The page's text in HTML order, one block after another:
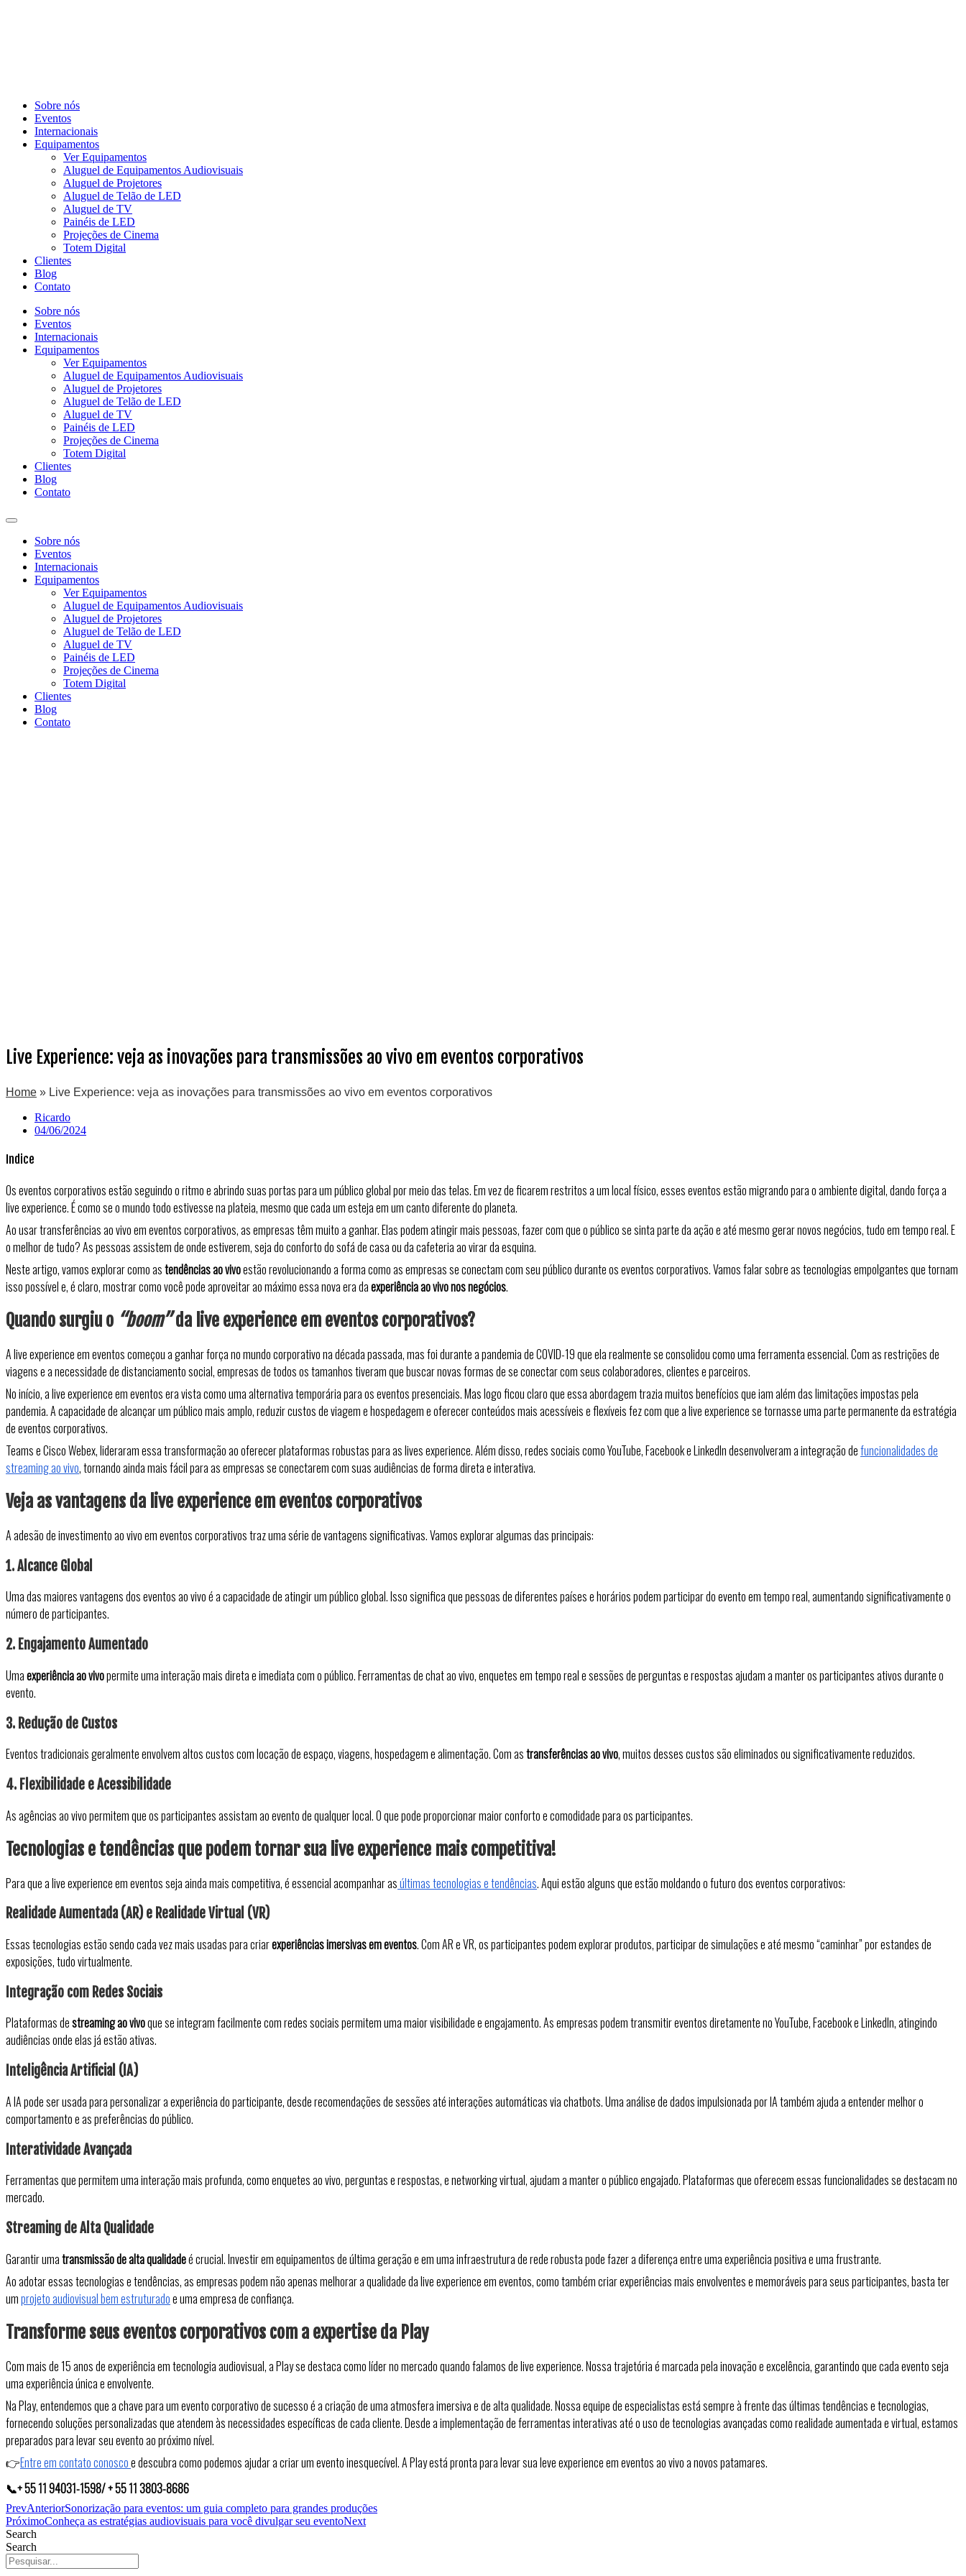
Sobre nós
Eventos
Internacionais
Equipamentos
Ver Equipamentos
Aluguel de Equipamentos Audiovisuais
Aluguel de Projetores
Aluguel de Telão de LED
Aluguel de TV
Painéis de LED
Projeções de Cinema
Totem Digital
Clientes
Blog
Contato
Sobre nós
Eventos
Internacionais
Equipamentos
Ver Equipamentos
Aluguel de Equipamentos Audiovisuais
Aluguel de Projetores
Aluguel de Telão de LED
Aluguel de TV
Painéis de LED
Projeções de Cinema
Totem Digital
Clientes
Blog
Contato
Sobre nós
Eventos
Internacionais
Equipamentos
Ver Equipamentos
Aluguel de Equipamentos Audiovisuais
Aluguel de Projetores
Aluguel de Telão de LED
Aluguel de TV
Painéis de LED
Projeções de Cinema
Totem Digital
Clientes
Blog
Contato
Live Experience: veja as inovações para transmissões ao vivo em eventos corporativos
Home » Live Experience: veja as inovações para transmissões ao vivo em eventos corporativos
Ricardo
04/06/2024
Indice
Os eventos corporativos estão seguindo o ritmo e abrindo suas portas para um público global por meio das telas. Em vez de ficarem restritos a um local físico, esses eventos estão migrando para o ambiente digital, dando força a
live experience. É como se o mundo todo estivesse na plateia, mesmo que cada um esteja em um canto diferente do planeta.
Ao usar transferências ao vivo em eventos corporativos, as empresas têm muito a ganhar. Elas podem atingir mais pessoas, fazer com que o público se sinta parte da ação e até mesmo gerar novos negócios, tudo em tempo real. E
o melhor de tudo? As pessoas assistem de onde estiverem, seja do conforto do sofá de casa ou da cafeteria ao virar da esquina.
Neste artigo, vamos explorar como astendências ao vivoestão revolucionando a forma como as empresas se conectam com seu público durante os eventos corporativos. Vamos falar sobre as tecnologias empolgantes que tornam
isso possível e, é claro, mostrar como você pode aproveitar ao máximo essa nova era daexperiência ao vivo nos negócios.
Quando surgiu o “boom”da live experience em eventos corporativos?
A live experience em eventos começou a ganhar força no mundo corporativo na década passada, mas foi durante a pandemia de COVID-19 que ela realmente se consolidou como uma ferramenta essencial. Com as restrições de
viagens e a necessidade de distanciamento social, empresas de todos os tamanhos tiveram que buscar novas formas de se conectar com seus colaboradores, clientes e parceiros.
No início, a live experience em eventos era vista como uma alternativa temporária para os eventos presenciais. Mas logo ficou claro que essa abordagem trazia muitos benefícios que iam além das limitações impostas pela
pandemia. A capacidade de alcançar um público mais amplo, reduzir custos de viagem e hospedagem e oferecer conteúdos mais acessíveis e flexíveis fez com que a live experience se tornasse uma parte permanente da estratégia
de eventos corporativos.
Teams e Cisco Webex, lideraram essa transformação ao oferecer plataformas robustas para as lives experience. Além disso, redes sociais como YouTube, Facebook e LinkedIn desenvolveram a integração defuncionalidades de
streaming ao vivo, tornando ainda mais fácil para as empresas se conectarem com suas audiências de forma direta e interativa.
Veja as vantagens da live experience em eventos corporativos
A adesão de investimento ao vivo em eventos corporativos traz uma série de vantagens significativas. Vamos explorar algumas das principais:
1. Alcance Global
Uma das maiores vantagens dos eventos ao vivo é a capacidade de atingir um público global. Isso significa que pessoas de diferentes países e horários podem participar do evento em tempo real, aumentando significativamente o
número de participantes.
2. Engajamento Aumentado
Umaexperiência ao vivopermite uma interação mais direta e imediata com o público. Ferramentas de chat ao vivo, enquetes em tempo real e sessões de perguntas e respostas ajudam a manter os participantes ativos durante o
evento.
3. Redução de Custos
Eventos tradicionais geralmente envolvem altos custos com locação de espaço, viagens, hospedagem e alimentação. Com astransferências ao vivo, muitos desses custos são eliminados ou significativamente reduzidos.
4. Flexibilidade e Acessibilidade
As agências ao vivo permitem que os participantes assistam ao evento de qualquer local. O que pode proporcionar maior conforto e comodidade para os participantes.
Tecnologias e tendências que podem tornar sua live experience mais competitiva!
Para que a live experience em eventos seja ainda mais competitiva, é essencial acompanhar asúltimas tecnologias e tendências. Aqui estão alguns que estão moldando o futuro dos eventos corporativos:
Realidade Aumentada (AR) e Realidade Virtual (VR)
Essas tecnologias estão sendo cada vez mais usadas para criarexperiências imersivas em eventos. Com AR e VR, os participantes podem explorar produtos, participar de simulações e até mesmo “caminhar” por estandes de
exposições, tudo virtualmente.
Integração com Redes Sociais
Plataformas destreaming ao vivoque se integram facilmente com redes sociais permitem uma maior visibilidade e engajamento. As empresas podem transmitir eventos diretamente no YouTube, Facebook e LinkedIn, atingindo
audiências onde elas já estão ativas.
Inteligência Artificial (IA)
A IA pode ser usada para personalizar a experiência do participante, desde recomendações de sessões até interações automáticas via chatbots. Uma análise de dados impulsionada por IA também ajuda a entender melhor o
comportamento e as preferências do público.
Interatividade Avançada
Ferramentas que permitem uma interação mais profunda, como enquetes ao vivo, perguntas e respostas, e networking virtual, ajudam a manter o público engajado. Plataformas que oferecem essas funcionalidades se destacam no
mercado.
Streaming de Alta Qualidade
Garantir umatransmissão de alta qualidadeé crucial. Investir em equipamentos de última geração e em uma infraestrutura de rede robusta pode fazer a diferença entre uma experiência positiva e uma frustrante.
Ao adotar essas tecnologias e tendências, as empresas podem não apenas melhorar a qualidade da live experience em eventos, como também criar experiências mais envolventes e memoráveis ​​para seus participantes, basta ter
umprojeto audiovisual bem estruturadoe uma empresa de confiança.
Transforme seus eventos corporativos com a expertise da Play
Com mais de 15 anos de experiência em tecnologia audiovisual, a Play se destaca como líder no mercado quando falamos de live experience. Nossa trajetória é marcada pela inovação e excelência, garantindo que cada evento seja
uma experiência única e envolvente.
Na Play, entendemos que a chave para um evento corporativo de sucesso é a criação de uma atmosfera imersiva e de alta qualidade. Nossa equipe de especialistas está sempre à frente das últimas tendências e tecnologias,
fornecendo soluções personalizadas que atendem às necessidades específicas de cada cliente. Desde a implementação de ferramentas interativas até o uso de tecnologias avançadas como realidade aumentada e virtual, estamos
preparados para levar seu evento ao próximo nível.
👉Entre em contato conoscoe descubra como podemos ajudar a criar um evento inesquecível. A Play está pronta para levar sua leve experience em eventos ao vivo a novos patamares.
📞+ 55 11 94031-1598/ + 55 11 3803-8686
PrevAnteriorSonorização para eventos: um guia completo para grandes produções
PróximoConheça as estratégias audiovisuais para você divulgar seu eventoNext
Search
Search